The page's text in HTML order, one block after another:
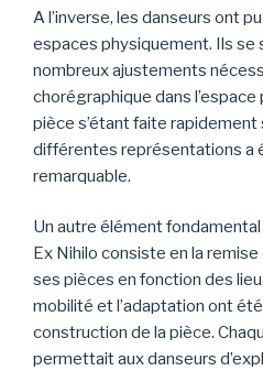
A l’inverse, les danseurs ont
espaces physiquement. Ils se
nombreux ajustements
chorégraphique dans l’espace
pièce s’étant faite rapidement
différentes représentations a
remarquable.
Un autre élément
Ex Nihilo consiste en la
ses pièces en fonction des
mobilité et l’adaptation ont
construction de la pièce.
permettait aux danseurs